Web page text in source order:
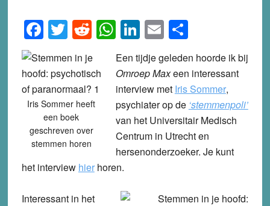
Facebook
Twitter
Reddit
WhatsApp
LinkedIn
EmailShare
Iris Sommer heeft
een boek
geschreven over
stemmen horen
Een tijdje geleden hoorde ik bij
Omroep Maxeen interessant
interview met Iris Sommer,
psychiater op de ‘stemmenpoli’
van het Universitair Medisch
Centrum in Utrecht en
hersenonderzoeker. Je kunt
het interview hierhoren.
Interessant in het